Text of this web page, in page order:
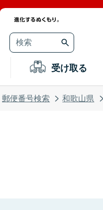
受け取る
郵便番号検索 和歌山県